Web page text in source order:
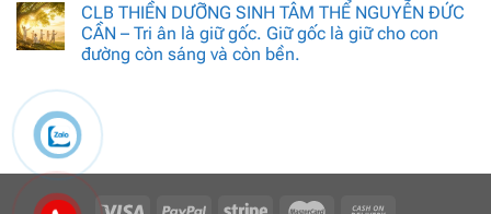
CLB THIỀN DƯỠNG SINH TÂM THỂ NGUYỄN ĐỨC
CẦN – Tri ân là giữ gốc. Giữ gốc là giữ cho con
đường còn sáng và còn bền.